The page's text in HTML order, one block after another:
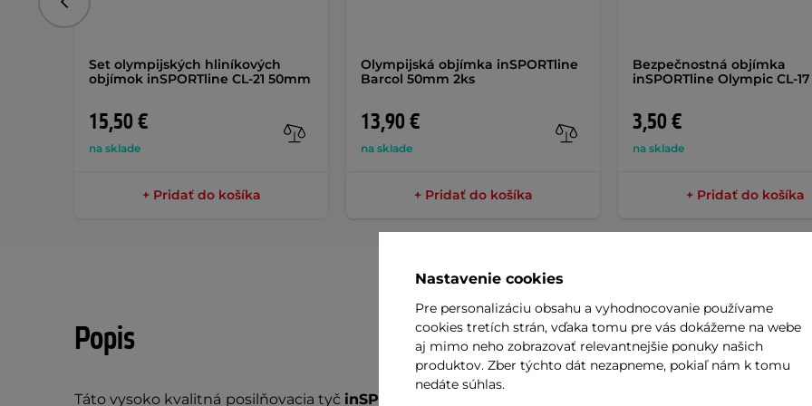
Set olympijských hliníkových
objímok inSPORTline CL-21 50mm
15,50 €
na sklade
+ Pridať do košíka
Olympijská objímka inSPORTline
Barcol 50mm 2ks
13,90 €
na sklade
+ Pridať do košíka
Bezpečnostná objímka
inSPORTline Olympic CL-
3,50 €
na sklade
+ Pridať do košíka
Predchádzajúce
Popis
Táto vysoko kvalitná posilňovacia tyč inSPORTline OLYMPIC OB-34
Nastavenie cookies
Pre personalizáciu obsahu a vyhodnocovanie používame
cookies tretích strán, vďaka tomu pre vás dokážeme na webe
aj mimo neho zobrazovať relevantnejšie ponuky našich
produktov. Zber týchto dát nezapneme, pokiaľ nám k tomu
nedáte súhlas.